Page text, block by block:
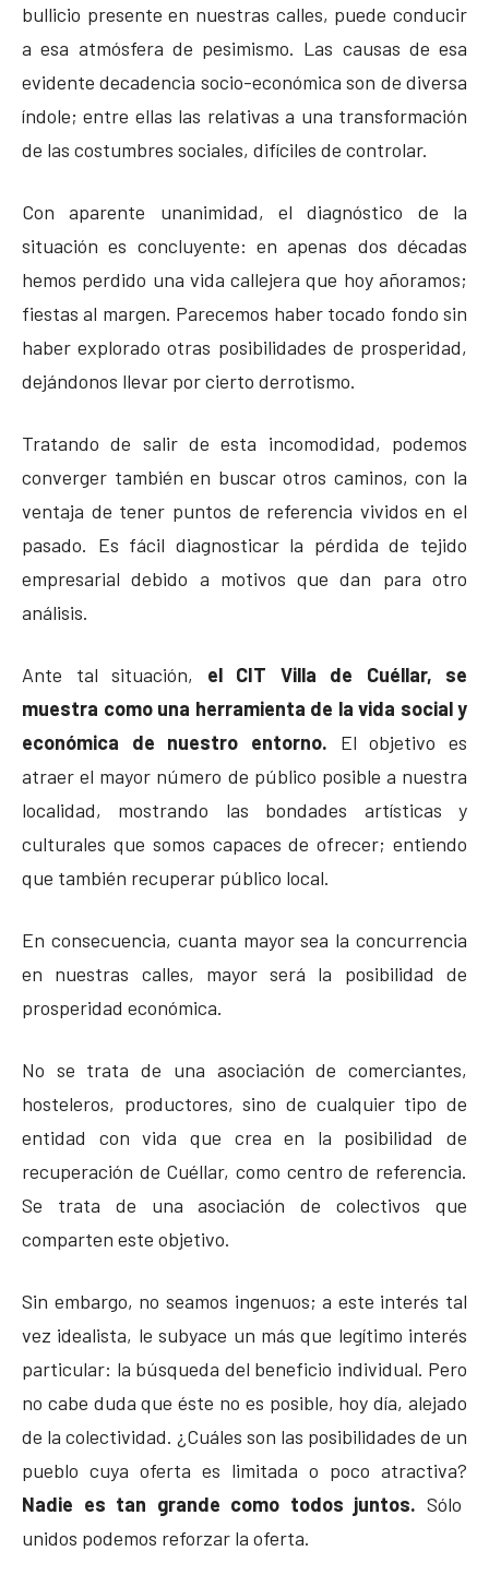
bullicio presente en nuestras calles, puede conducir
a esa atmósfera de pesimismo. Las causas de esa
evidente decadencia socio-económica son de diversa
índole; entre ellas las relativas a una transformación
de las costumbres sociales, difíciles de controlar.
Con aparente unanimidad, el diagnóstico de la
situación es concluyente: en apenas dos décadas
hemos perdido una vida callejera que hoy añoramos;
fiestas al margen. Parecemos haber tocado fondo sin
haber explorado otras posibilidades de prosperidad,
dejándonos llevar por cierto derrotismo.
Tratando de salir de esta incomodidad, podemos
converger también en buscar otros caminos, con la
ventaja de tener puntos de referencia vividos en el
pasado. Es fácil diagnosticar la pérdida de tejido
empresarial debido a motivos que dan para otro
análisis.
Ante tal situación, el CIT Villa de Cuéllar, se
muestra como una herramienta de la vida social y
económica de nuestro entorno. El objetivo es
atraer el mayor número de público posible a nuestra
localidad, mostrando las bondades artísticas y
culturales que somos capaces de ofrecer; entiendo
que también recuperar público local.
En consecuencia, cuanta mayor sea la concurrencia
en nuestras calles, mayor será la posibilidad de
prosperidad económica.
No se trata de una asociación de comerciantes,
hosteleros, productores, sino de cualquier tipo de
entidad con vida que crea en la posibilidad de
recuperación de Cuéllar, como centro de referencia.
Se trata de una asociación de colectivos que
comparten este objetivo.
Sin embargo, no seamos ingenuos; a este interés tal
vez idealista, le subyace un más que legítimo interés
particular: la búsqueda del beneficio individual. Pero
no cabe duda que éste no es posible, hoy día, alejado
de la colectividad. ¿Cuáles son las posibilidades de un
pueblo cuya oferta es limitada o poco atractiva?
Nadie es tan grande como todos juntos. Sólo
unidos podemos reforzar la oferta.